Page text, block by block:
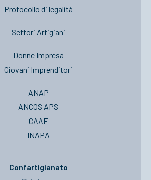
Protocollo di legalità
Settori Artigiani
Donne Impresa
Giovani Imprenditori
ANAP
ANCOS APS
CAAF
INAPA
Confartigianato